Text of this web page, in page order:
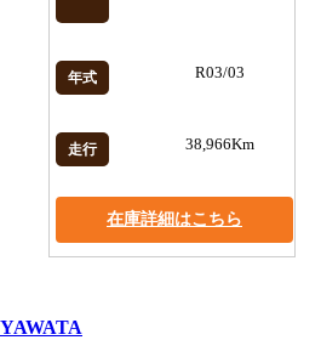
年式 R03/03
走行 38,966Km
在庫詳細はこちら
YAWATA